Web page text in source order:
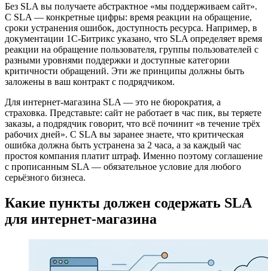
Без SLA вы получаете абстрактное «мы поддерживаем сайт».
С SLA — конкретные цифры: время реакции на обращение,
сроки устранения ошибок, доступность ресурса. Например, в
документации 1С-Битрикс указано, что SLA определяет время
реакции на обращение пользователя, группы пользователей с
разными уровнями поддержки и доступные категории
критичности обращений. Эти же принципы должны быть
заложены в ваш контракт с подрядчиком.
Для интернет-магазина SLA — это не бюрократия, а
страховка. Представьте: сайт не работает в час пик, вы теряете
заказы, а подрядчик говорит, что всё починит «в течение трёх
рабочих дней». С SLA вы заранее знаете, что критическая
ошибка должна быть устранена за 2 часа, а за каждый час
простоя компания платит штраф. Именно поэтому соглашение
с прописанным SLA — обязательное условие для любого
серьёзного бизнеса.
Какие пункты должен содержать SLA
для интернет-магазина